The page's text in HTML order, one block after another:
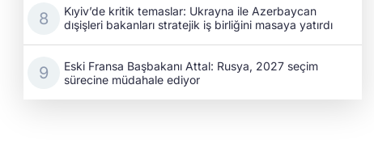
Kıyiv’de kritik temaslar: Ukrayna ile Azerbaycan
dışişleri bakanları stratejik iş birliğini masaya yatırdı
Eski Fransa Başbakanı Attal: Rusya, 2027 seçim
sürecine müdahale ediyor